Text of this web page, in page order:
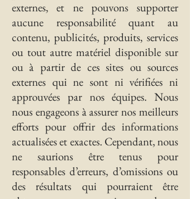
externes, et ne pouvons supporter
aucune responsabilité quant au
contenu, publicités, produits, services
ou tout autre matériel disponible sur
ou à partir de ces sites ou sources
externes qui ne sont ni vérifiées ni
approuvées par nos équipes. Nous
nous engageons à assurer nos meilleurs
efforts pour offrir des informations
actualisées et exactes. Cependant, nous
ne saurions être tenus pour
responsables d’erreurs, d’omissions ou
des résultats qui pourraient être